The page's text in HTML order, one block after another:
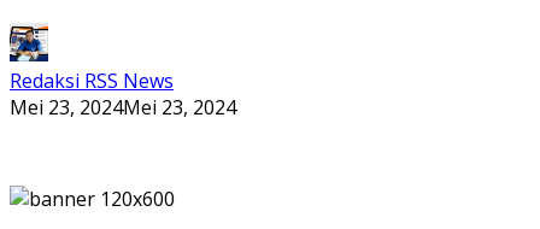
Redaksi RSS News
Mei 23, 2024Mei 23, 2024